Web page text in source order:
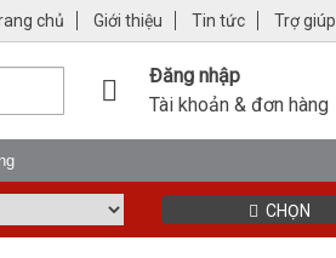
chủ Giới thiệu Tin tức Trợ giúp
Đăng nhập
Tài khoản & đơn hàng
CHỌN